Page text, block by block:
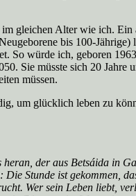
gleichen Alter wie ich. Ein
bis 100-Jährige)
So würde ich, geboren
Sie müsste sich 20 Jahre
müssen.
um glücklich leben zu
der aus Betsáida in
Stunde ist gekommen,
Wer sein Leben liebt,